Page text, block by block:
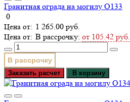
Гранитная ограда на могилу О133
0
1 265.00 руб.
В рассрочку: от 105.42 руб.
В рассрочку
Заказать расчет В корзину